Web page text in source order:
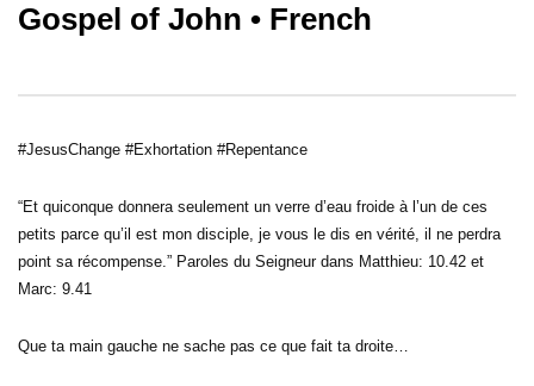
52:21 01:59:47
Gospel of John • French
#JesusChange #Exhortation #Repentance
“Et quiconque donnera seulement un verre d’eau froide à l’un de ces
petits parce qu’il est mon disciple, je vous le dis en vérité, il ne perdra
point sa récompense.” Paroles du Seigneur dans Matthieu: 10.42 et
Marc: 9.41
Que ta main gauche ne sache pas ce que fait ta droite…